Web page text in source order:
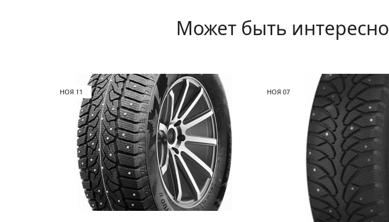
Может быть интересно
НОЯ 11 НОЯ 07